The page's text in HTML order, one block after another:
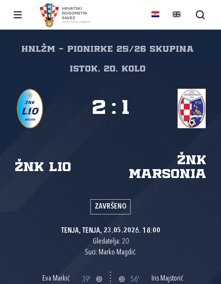
HNLŽM - pionirke 25/26 skupina
Istok, 20. kolo
ŽNK LIO
ŽNK
Marsonia
2 : 1
ZAVRŠENO
TENJA, TENJA, 23.05.2026. 18:00
Gledatelja: 20
Suci: Marko Magdić.
Eva Markić
39'
56' Iris Majstorić